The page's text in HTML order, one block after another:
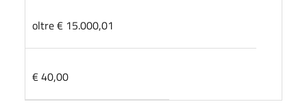
oltre € 15.000,01
€ 40,00